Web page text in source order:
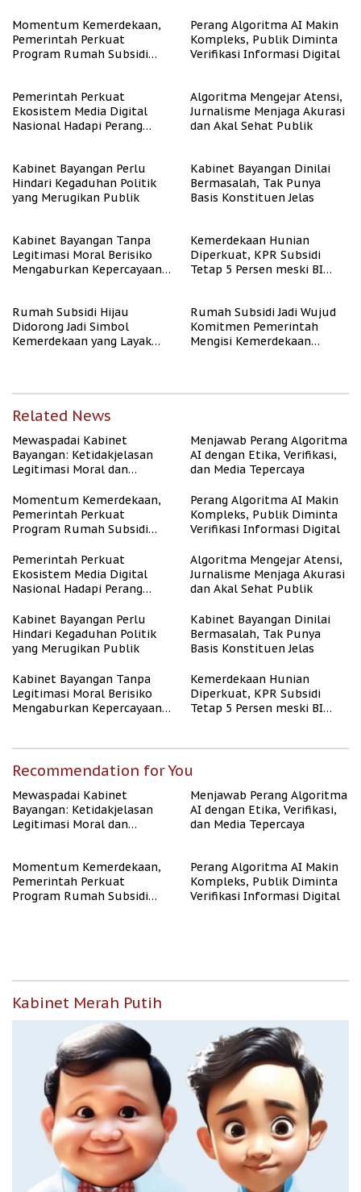
Momentum Kemerdekaan,
Pemerintah Perkuat
Program Rumah Subsidi
Perang Algoritma AI Makin
Kompleks, Publik Diminta
Verifikasi Informasi Digital
Pemerintah Perkuat
Ekosistem Media Digital
Nasional Hadapi Perang
Algoritma Mengejar Atensi,
Jurnalisme Menjaga Akurasi
dan Akal Sehat Publik
Kabinet Bayangan Perlu
Hindari Kegaduhan Politik
yang Merugikan Publik
Kabinet Bayangan Dinilai
Bermasalah, Tak Punya
Basis Konstituen Jelas
Kabinet Bayangan Tanpa
Legitimasi Moral Berisiko
Mengaburkan Kepercayaan
Kemerdekaan Hunian
Diperkuat, KPR Subsidi
Tetap 5 Persen meski BI
Rumah Subsidi Hijau
Didorong Jadi Simbol
Kemerdekaan yang Layak
Rumah Subsidi Jadi Wujud
Komitmen Pemerintah
Mengisi Kemerdekaan
Related News
Mewaspadai Kabinet
Bayangan: Ketidakjelasan
Legitimasi Moral dan
Menjawab Perang Algoritma
AI dengan Etika, Verifikasi,
dan Media Tepercaya
Momentum Kemerdekaan,
Pemerintah Perkuat
Program Rumah Subsidi
Berpenghasilan Rendah
Perang Algoritma AI Makin
Kompleks, Publik Diminta
Verifikasi Informasi Digital
Pemerintah Perkuat
Ekosistem Media Digital
Nasional Hadapi Perang
Algoritma Mengejar Atensi,
Jurnalisme Menjaga Akurasi
dan Akal Sehat Publik
Kabinet Bayangan Perlu
Hindari Kegaduhan Politik
yang Merugikan Publik
Kabinet Bayangan Dinilai
Bermasalah, Tak Punya
Basis Konstituen Jelas
Kabinet Bayangan Tanpa
Legitimasi Moral Berisiko
Mengaburkan Kepercayaan
Kemerdekaan Hunian
Diperkuat, KPR Subsidi
Tetap 5 Persen meski BI
Recommendation for You
Mewaspadai Kabinet
Bayangan: Ketidakjelasan
Legitimasi Moral dan
Menjawab Perang Algoritma
AI dengan Etika, Verifikasi,
dan Media Tepercaya
Momentum Kemerdekaan,
Pemerintah Perkuat
Program Rumah Subsidi
Perang Algoritma AI Makin
Kompleks, Publik Diminta
Verifikasi Informasi Digital
Kabinet Merah Putih